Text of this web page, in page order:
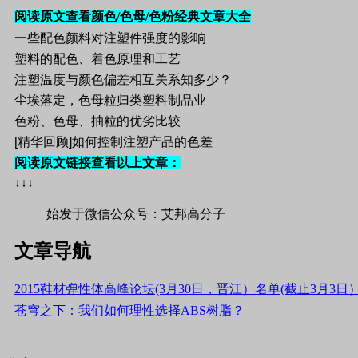
阅读原文查看颜色/色母/色粉经典文章大全
一些配色颜料对注塑件强度的影响
塑料的配色、着色原理和工艺
注塑温度与颜色偏差相互关系知多少？
尘埃落定，色母粒归类塑料制品业
色粉、色母、抽粒的优劣比较
[精华回顾]如何控制注塑产品的色差
阅读原文链接查看以上文章：
↓↓↓
始发于微信公众号：艾邦高分子
文章导航
2015鞋材弹性体高峰论坛(3月30日，晋江）名单(截止3月3日
苍穹之下：我们如何理性选择ABS树脂？